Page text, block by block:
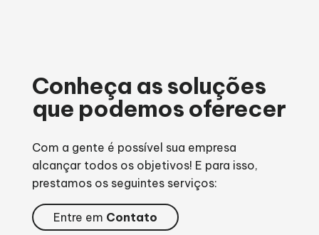
Conheça as soluções
que podemos oferecer
Com a gente é possível sua empresa
alcançar todos os objetivos! E para isso,
prestamos os seguintes serviços:
Entre em Contato